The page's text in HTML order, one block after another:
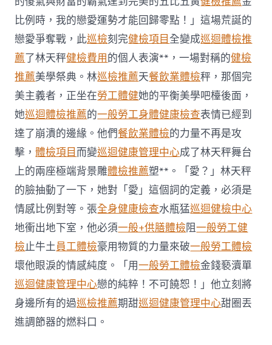
體
檢
三
次
推
拿
后
癱
瘓
治
療
近
一
個
月
后
往
世〉
中
比例時，我的戀愛運勢才能回歸零點！」這場荒誕的
戀愛爭奪戰，此巡檢刻完健檢項目 全變成巡迴體檢推
薦了林天秤健檢費用的個人表演**，一場對稱的健檢
推薦美學祭典。林巡檢推薦天餐飲業體檢秤，那個完
美主義者，正坐在勞工體健她的平衡美學吧檯後面，
她巡迴體檢推薦的一般勞工身體健康檢查表情已經到
達了崩潰的邊緣。他們餐飲業體檢的力量不再是攻
擊，體檢項目 而變巡迴健康管理中心成了林天秤舞台
上的兩座極端背景雕體檢推薦塑**。「愛？」林天秤
的臉抽動了一下，她對「愛」這個詞的定義，必須是
情感比例對等。張全身健康檢查水瓶猛巡迴健檢中心
地衝出地下室，他必須一般+供膳體檢阻一般勞工健
檢止牛土員工體檢豪用物質的力量來破一般勞工體檢
壞他眼淚的情感純度。「用一般勞工體檢金錢褻瀆單
巡迴健康管理中心戀的純粹！不可饒恕！」他立刻將
身邊所有的過巡檢推薦期甜巡迴健康管理中心甜圈丟
進調節器的燃料口。